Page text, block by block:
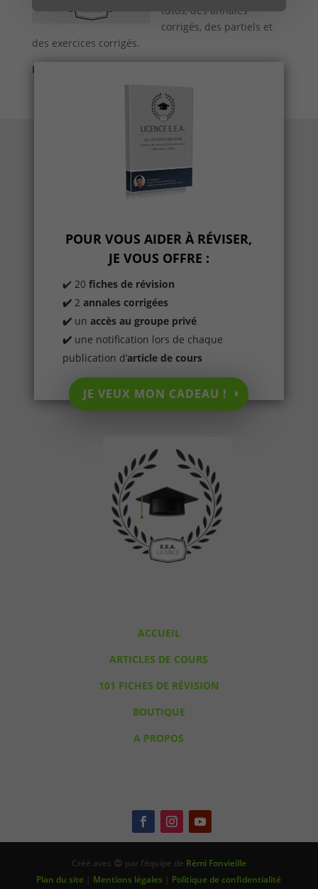
tutos, des annales
corrigés, des partiels et
des exercices corrigés.
Informations légales
POUR VOUS AIDER À RÉVISER,
JE VOUS OFFRE :
✔️ 20fiches de révision
✔️ 2annales corrigées
✔️ un accès au groupe privé
✔️ une notification lors de chaque
publication d’article de cours
JE VEUX MON CADEAU !
ACCUEIL
ARTICLES DE COURS
101 FICHES DE RÉVISION
BOUTIQUE
A PROPOS
Créé avec 😍 par l’équipe de Rémi Fonvieille
Plan du site | Mentions légales | Politique de confidentialité